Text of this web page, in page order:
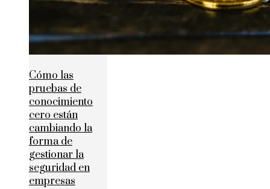
Cómo las
pruebas de
conocimiento
cero están
cambiando la
forma de
gestionar la
seguridad en
empresas